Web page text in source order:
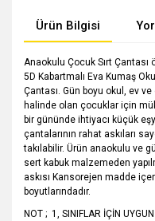
Ürün Bilgisi
Anaokulu Çocuk Sırt
5D Kabartmalı Eva Kumaş
Çantası. Gün boyu okul, ev
halinde olan çocuklar için
bir gününde ihtiyacı küçük
çantalarının rahat askıları
takılabilir. Ürün anaokulu ve
sert kabuk malzemeden
askısı Kansorejen madde
boyutlarındadır.
NOT ; 1, SINIFLAR İÇİN